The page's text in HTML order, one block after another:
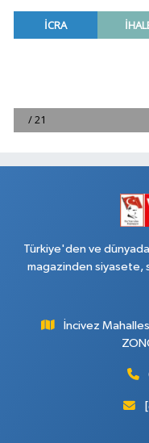
Türkiye'den ve
magazinden siyasete,
İncivez